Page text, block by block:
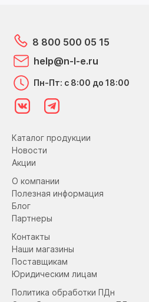
Каталог продукции
Новости
Акции
О компании
Полезная информация
Блог
Партнеры
Контакты
Наши магазины
Поставщикам
Юридическим лицам
Политика обработки ПДн
8 800 500 05 15
help@n-l-e.ru
Пн-Пт: с 8:00 до 18:00